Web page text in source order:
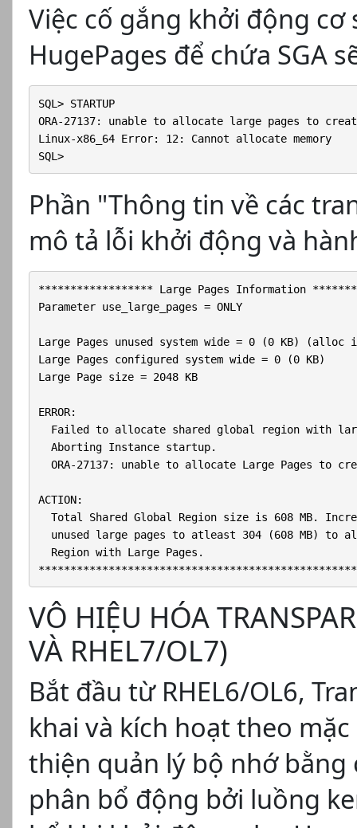
Việc cố gắng khởi động
HugePages để chứa SGA
SQL> STARTUP
ORA-27137: unable to allocate large pages to
Linux-x86_64 Error: 12: Cannot allocate memory
SQL>
Phần "Thông tin về các
mô tả lỗi khởi động và
****************** Large Pages Information
Parameter use_large_pages = ONLY
Large Pages unused system wide = 0 (0 KB) (alloc
Large Pages configured system wide = 0 (0 KB)
Large Page size = 2048 KB
ERROR:
Failed to allocate shared global region with
  Aborting Instance startup.
ORA-27137: unable to allocate Large Pages to
ACTION:
Total Shared Global Region size is 608 MB.
unused large pages to atleast 304 (608 MB) to
  Region with Large Pages.
VÔ HIỆU HÓA
VÀ RHEL7/OL7)
Bắt đầu từ RHEL6/OL6,
khai và kích hoạt theo
thiện quản lý bộ nhớ bằng
phân bổ động bởi luồng